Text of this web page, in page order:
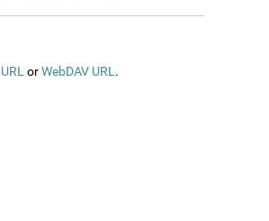
URL orWebDAV URL .